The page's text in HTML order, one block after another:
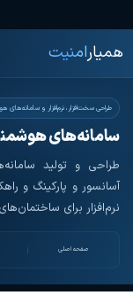
to
the
content
همیارامنیت
طراحی سخت‌افزار، نرم‌افزار و سامانه‌های
سامانه‌های
طراحی و تولید
آسانسور و پارکینگ و
نرم‌افزار برای
صفحه اصلی